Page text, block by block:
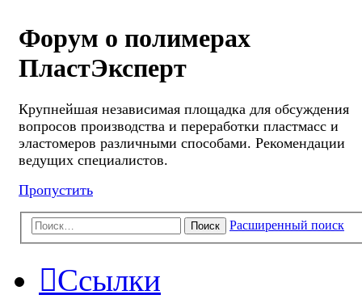
Форум о полимерах
ПластЭксперт
Крупнейшая независимая площадка для обсуждения
вопросов производства и переработки пластмасс и
эластомеров различными способами. Рекомендации
ведущих специалистов.
Пропустить
Поиск Расширенный поиск
Ссылки